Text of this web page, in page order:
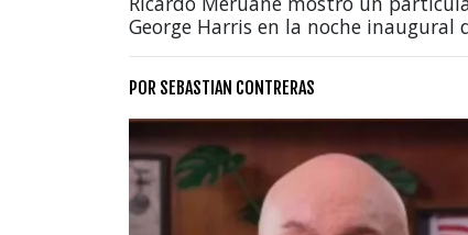
George Harris en la noche inaugural
POR SEBASTIAN CONTRERAS